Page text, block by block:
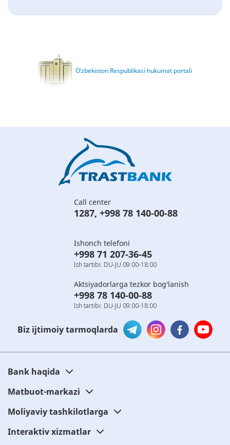
O‘zbekiston Respublikasi hukumat portali
Call center
1287, +998 78 140-00-88
Ishonch telefoni
+998 71 207-36-45
Ish tartibi: DU-JU 09:00-18:00
Aktsiyadorlarga tezkor bog'lanish
+998 78 140-00-88
Ish tartibi: DU-JU 09:00-18:00
Biz ijtimoiy tarmoqlarda
Bank haqida
Matbuot-markazi
Moliyaviy tashkilotlarga
Interaktiv xizmatlar